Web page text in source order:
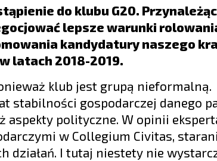
do klubu G20.
lepsze warunki
kandydatury naszego
latach 2018-2019.
klub jest grupą nieformalną.
stabilności gospodarczej danego
aspekty polityczne. W opinii
w Collegium Civitas,
działań. I tutaj niestety nie